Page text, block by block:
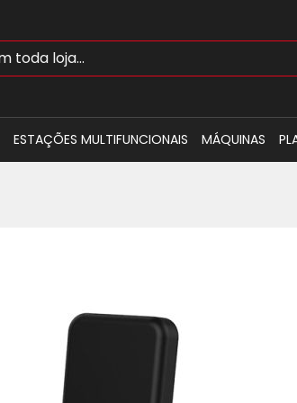
ESTAÇÕES MULTIFUNCIONAIS MÁQUINAS